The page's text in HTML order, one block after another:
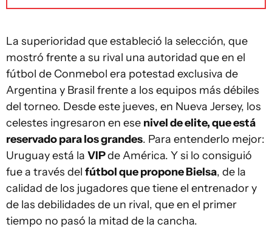
La superioridad que estableció la selección, que
mostró frente a su rival una autoridad que en el
fútbol de Conmebol era potestad exclusiva de
Argentina y Brasil frente a los equipos más débiles
del torneo. Desde este jueves, en Nueva Jersey, los
celestes ingresaron en ese nivel de elite, que está
reservado para los grandes. Para entenderlo mejor:
Uruguay está la VIPde América. Y si lo consiguió
fue a través del fútbol que propone Bielsa, de la
calidad de los jugadores que tiene el entrenador y
de las debilidades de un rival, que en el primer
tiempo no pasó la mitad de la cancha.